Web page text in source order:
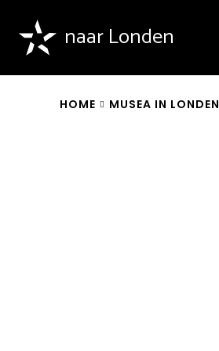
naar Londen
HOME MUSEA IN LONDEN